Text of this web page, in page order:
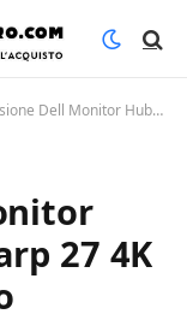
Hub USB-C UltraSharp 27 4K – U2723QE, Argento
27 4K